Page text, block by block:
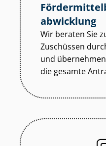
abwicklung
Wir beraten Sie
Zuschüssen
und
die gesamte